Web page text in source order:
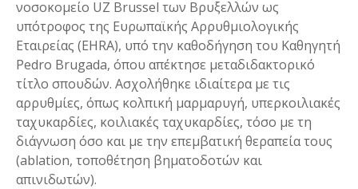
νοσοκομείο UZ Brussel των Βρυξελλών ως
υπότροφος της Ευρωπαϊκής Αρρυθμιολογικής
Εταιρείας (EHRA), υπό την καθοδήγηση του Καθηγητή
Pedro Brugada, όπου απέκτησε μεταδιδακτορικό
τίτλο σπουδών. Ασχολήθηκε ιδιαίτερα με τις
αρρυθμίες, όπως κολπική μαρμαρυγή, υπερκοιλιακές
ταχυκαρδίες, κοιλιακές ταχυκαρδίες, τόσο με τη
διάγνωση όσο και με την επεμβατική θεραπεία τους
(ablation, τοποθέτηση βηματοδοτών και
απινιδωτών).